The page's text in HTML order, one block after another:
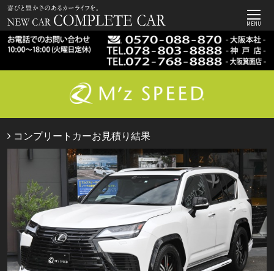
MENU
コンプリートカーお見積り結果